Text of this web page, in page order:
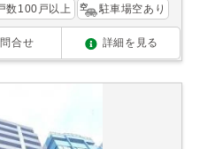
数100戸以上 駐車場空あり
合せ 詳細を見る